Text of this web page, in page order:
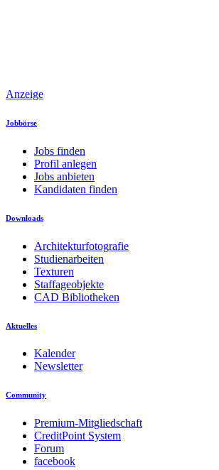
Anzeige
Jobbörse
Jobs finden
Profil anlegen
Jobs anbieten
Kandidaten finden
Downloads
Architekturfotografie
Studienarbeiten
Texturen
Staffageobjekte
CAD Bibliotheken
Aktuelles
Kalender
Newsletter
Community
Premium-Mitgliedschaft
CreditPoint System
Forum
facebook